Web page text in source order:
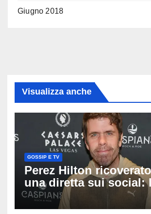
Giugno 2018
Visualizza anche
GOSSIP E TV
Perez Hilton
una diretta sui social:
famiglia rompe il
sulle sue condizioni